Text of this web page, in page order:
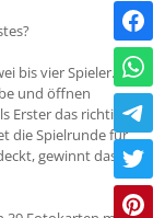
bis vier Spieler.
und öffnen
Erster das richtige
die Spielrunde für
gewinnt das